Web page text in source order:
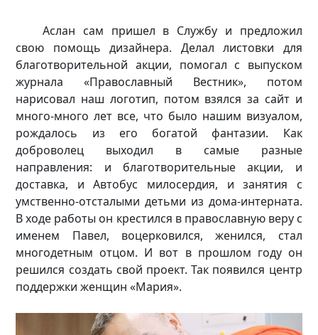
Аслан сам пришел в Службу и предложил
свою помощь дизайнера. Делал листовки для
благотворительной акции, помогал с выпуском
журнала «Православный Вестник», потом
нарисовал наш логотип, потом взялся за сайт и
много-много лет все, что было нашим визуалом,
рождалось из его богатой фантазии. Как
доброволец выходил в самые разные
направления: и благотворительные акции, и
доставка, и Автобус милосердия, и занятия с
умственно-отсталыми детьми из дома-интерната.
В ходе работы он крестился в православную веру с
именем Павел, воцерковился, женился, стал
многодетным отцом. И вот в прошлом году он
решился создать свой проект. Так появился центр
поддержки женщин «Мария».